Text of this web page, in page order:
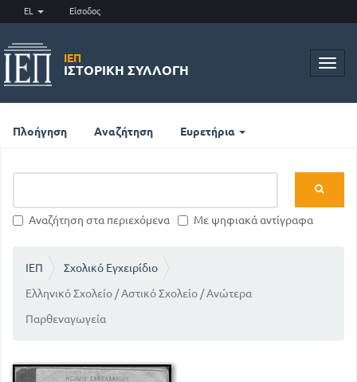
EL Είσοδος
ΙΕΠ
ΙΣΤΟΡΙΚΉ ΣΥΛΛΟΓΉ
Πλοήγηση Αναζήτηση Ευρετήρια
Αναζήτηση στα περιεχόμενα Με ψηφιακά αντίγραφα
ΙΕΠ
Σχολικό Εγχειρίδιο
Ελληνικό Σχολείο / Αστικό Σχολείο / Ανώτερα
Παρθεναγωγεία